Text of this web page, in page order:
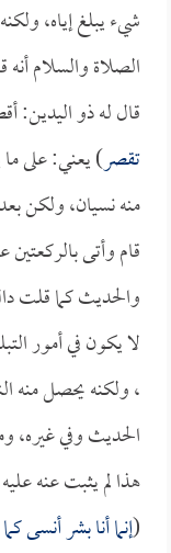
شيء يبلغ إياه،
الصلاة والسلام
قال له ذو
تقصر) يعني: على
منه نسيان، ولكن
قام وأتى
والحديث كما قلت
لا يكون في أمور
، ولكنه يحصل منه
الحديث وفي غيره،
هذا لم يثبت عنه
(إنما أنا بشر أنسى